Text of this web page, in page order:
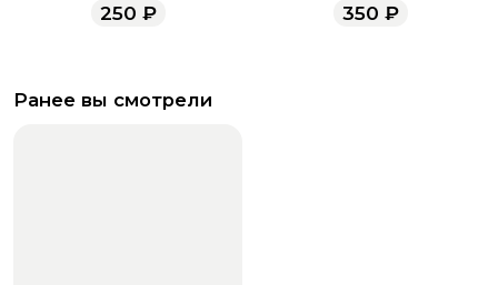
250 ₽ 350 ₽
Ранее вы смотрели